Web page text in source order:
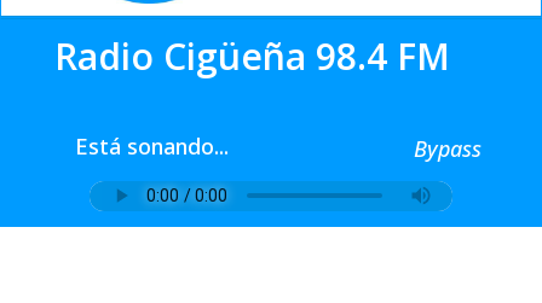
Radio Cigüeña 98.4 FM
Está sonando... Bypass